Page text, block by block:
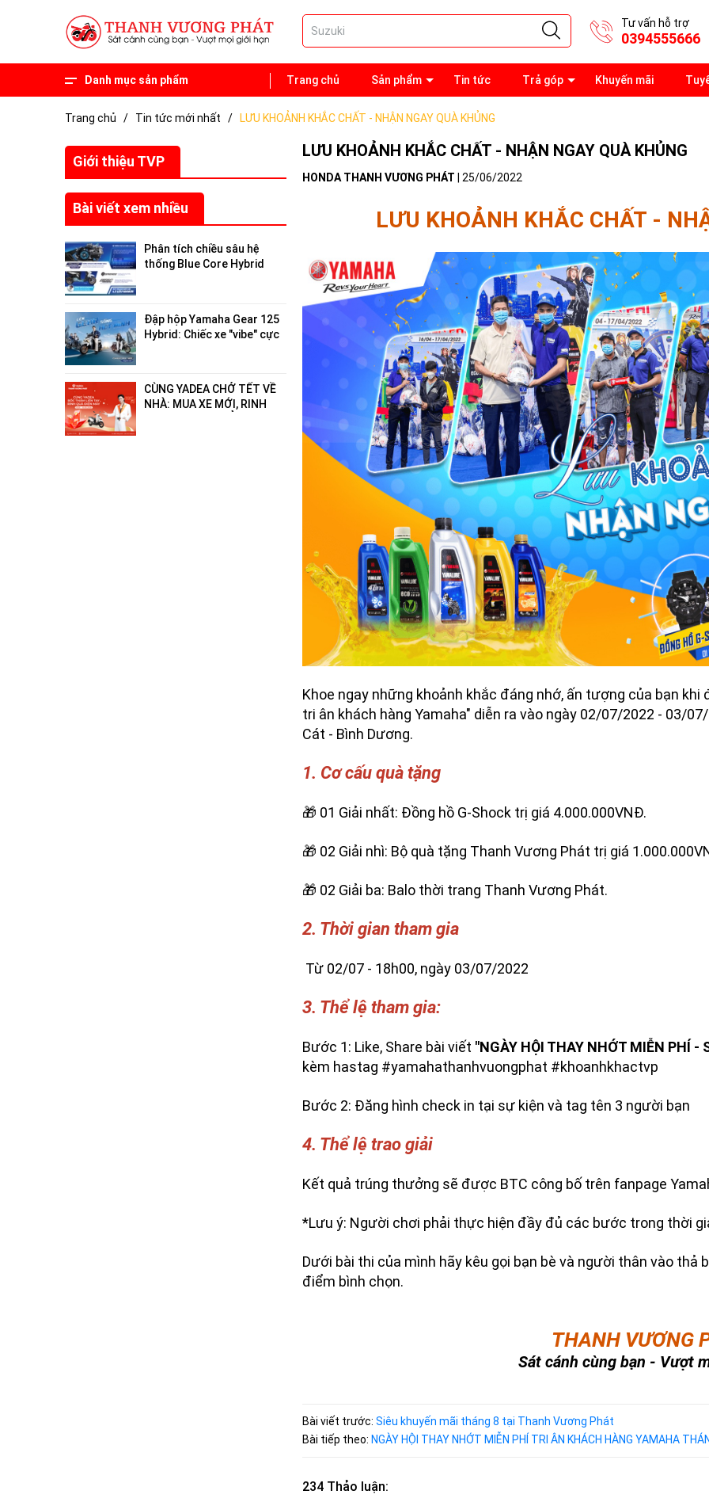
Tư vấn hỗ trợ
0394555666
Danh mục sản phẩm Trang chủ Sản phẩm Tin tức Trả góp Khuyến mãi
Trang chủ / Tin tức mới nhất / LƯU KHOẢNH KHẮC CHẤT - NHẬN NGAY QUÀ KHỦNG
Giới thiệu TVP
Bài viết xem nhiều
Phân tích chiều sâu hệ
thống Blue Core Hybrid
Đập hộp Yamaha Gear 125
Hybrid: Chiếc xe "vibe" cực
CÙNG YADEA CHỞ TẾT VỀ
NHÀ: MUA XE MỚI, RINH
LƯU KHOẢNH KHẮC CHẤT - NHẬN NGAY QUÀ KHỦNG
HONDA THANH VƯƠNG PHÁT 25/06/2022
LƯU KHOẢNH KHẮC CHẤT -
Khoe ngay những khoảnh khắc đáng nhớ, ấn tượng của bạn
tri ân khách hàng Yamaha" diễn ra vào ngày 02/07/2022 - 03/
Cát - Bình Dương.
1. Cơ cấu quà tặng
🎁 01 Giải nhất: Đồng hồ G-Shock trị giá 4.000.000VNĐ.
🎁 02 Giải nhì: Bộ quà tặng Thanh Vương Phát trị giá
🎁 02 Giải ba: Balo thời trang Thanh Vương Phát.
2. Thời gian tham gia
Từ 02/07 - 18h00, ngày 03/07/2022
3. Thể lệ tham gia:
Bước 1: Like, Share bài viết "NGÀY HỘI THAY NHỚT MIỄN PHÍ
kèm hastag #yamahathanhvuongphat #khoanhkhactvp
Bước 2: Đăng hình check in tại sự kiện và tag tên 3 người bạn
4. Thể lệ trao giải
Kết quả trúng thưởng sẽ được BTC công bố trên fanpage
*Lưu ý: Người chơi phải thực hiện đầy đủ các bước trong thời
Dưới bài thi của mình hãy kêu gọi bạn bè và người thân vào
điểm bình chọn.
THANH VƯƠNG
Sát cánh cùng bạn - Vượt
Bài viết trước: Siêu khuyến mãi tháng 8 tại Thanh Vương Phát
Bài tiếp theo: NGÀY HỘI THAY NHỚT MIỄN PHÍ TRI ÂN KHÁCH HÀNG YAMAHA
234 Thảo luận: